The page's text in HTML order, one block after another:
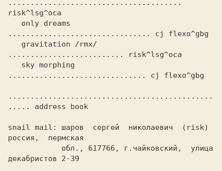
.......................................
risk^lsg^oca
................................ cj flexo^gbg
.......................... risk^lsg^oca
............................... cj flexo^gbg
..............................................
..... address book
snail mail: шаров  сергей  николаевич  (risk)
россия,  пермская
декабристов 2-39